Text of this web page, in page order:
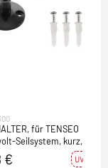
für TENSEO
Seilsystem, kurz,
2 Stück
€ UVP -21%